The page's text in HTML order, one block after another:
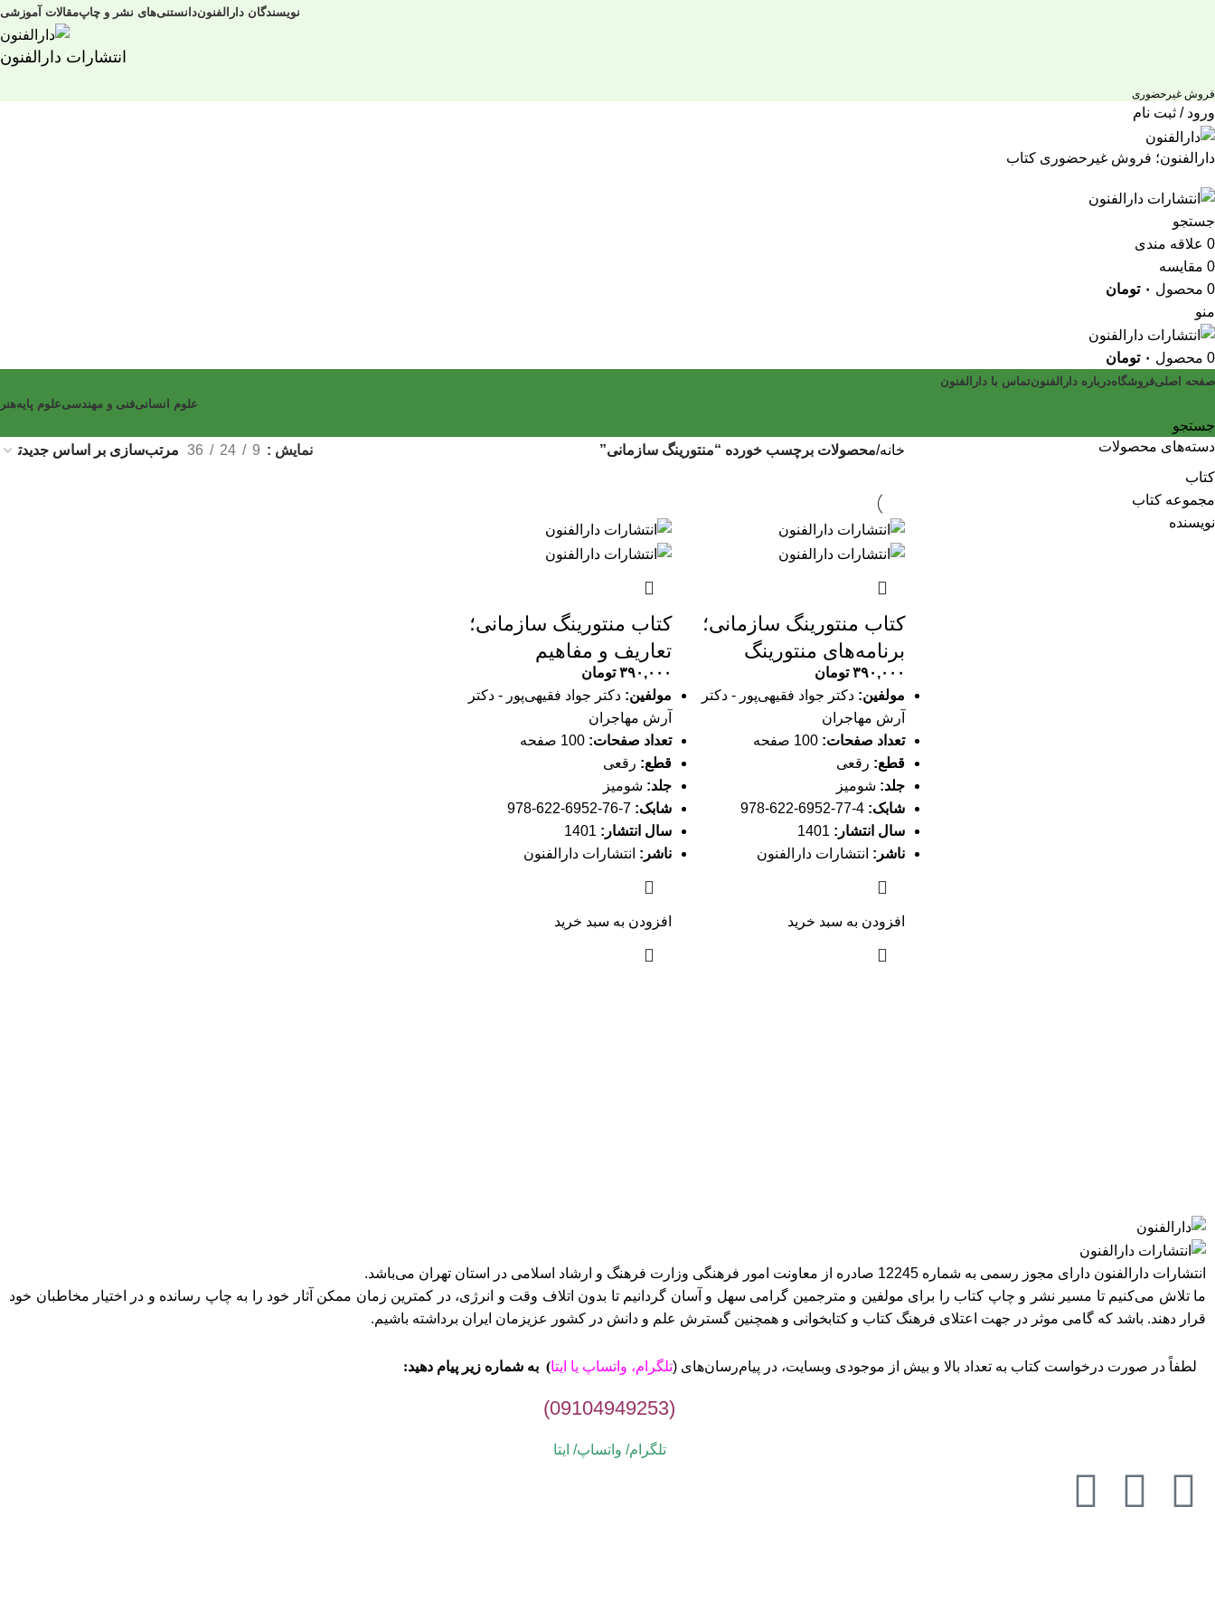
نویسندگان دارالفنوندانستنی‌های نشر و چاپمقالات آموزشی
انتشارات دارالفنون
فروش غیرحضوری
ورود / ثبت نام
دارالفنون؛ فروش غیرحضوری کتاب
جستجو
0 علاقه مندی
0 مقایسه
0 محصول ۰ تومان
منو
0 محصول ۰ تومان
صفحه اصلیفروشگاهدرباره دارالفنونتماس با دارالفنون
علوم انسانیفنی و مهندسیعلوم پایههنر
جستجو
دسته‌های محصولات
کتاب
مجموعه کتاب
نویسنده
خانه محصولات برچسب خورده “منتورینگ سازمانی” نمایش 9
24
36
کتاب منتورینگ سازمانی؛
برنامه‌های منتورینگ
۳۹۰,۰۰۰ تومان
مولفین:دکتر جواد فقیهی‌پور - دکتر
آرش مهاجران
تعداد صفحات: 100 صفحه
قطع: رقعی
جلد: شومیز
شابک: 4-77-6952-622-978
سال انتشار:
ناشر: انتشارات دارالفنون
افزودن به سبد خرید
کتاب منتورینگ سازمانی؛
تعاریف و مفاهیم
۳۹۰,۰۰۰ تومان
مولفین:دکتر جواد فقیهی‌پور - دکتر
آرش مهاجران
تعداد صفحات: 100 صفحه
قطع: رقعی
جلد: شومیز
شابک: 7-76-6952-622-978
سال انتشار:
ناشر: انتشارات دارالفنون
افزودن به سبد خرید
انتشارات دارالفنون دارای مجوز رسمی به شماره 12245 صادره از معاونت امور فرهنگی وزارت فرهنگ و ارشاد اسلامی در استان تهران می‌باشد.
ما تلاش می‌کنیم تا مسیر نشر و چاپ کتاب را برای مولفین و مترجمین گرامی سهل و آسان گردانیم تا بدون اتلاف وقت و انرژی، در کمترین زمان ممکن آثار خود را به چاپ رسانده و در اختیار مخاطبان خود
قرار دهند. باشد که گامی موثر در جهت اعتلای فرهنگ کتاب و کتابخوانی و همچنین گسترش علم و دانش در کشور عزیزمان ایران برداشته باشیم.
لطفاً در صورت درخواست کتاب به تعداد بالا و بیش از موجودی وبسایت، در پیام‌رسان‌های (تلگرام، واتساپ یا ایتا) به شماره زیر پیام دهید:
(09104949253)
تلگرام/ واتساپ/ ایتا